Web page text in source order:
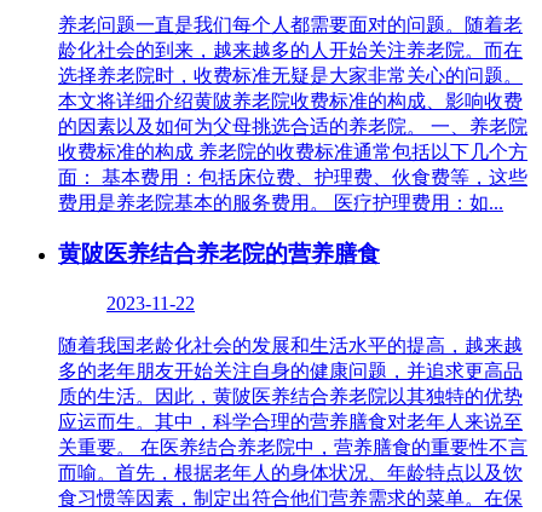
养老问题一直是我们每个人都需要面对的问题。随着老
龄化社会的到来，越来越多的人开始关注养老院。而在
选择养老院时，收费标准无疑是大家非常关心的问题。
本文将详细介绍黄陂养老院收费标准的构成、影响收费
的因素以及如何为父母挑选合适的养老院。 一、养老院
收费标准的构成 养老院的收费标准通常包括以下几个方
面： 基本费用：包括床位费、护理费、伙食费等，这些
费用是养老院基本的服务费用。 医疗护理费用：如...
黄陂医养结合养老院的营养膳食
2023-11-22
随着我国老龄化社会的发展和生活水平的提高，越来越
多的老年朋友开始关注自身的健康问题，并追求更高品
质的生活。因此，黄陂医养结合养老院以其独特的优势
应运而生。其中，科学合理的营养膳食对老年人来说至
关重要。 在医养结合养老院中，营养膳食的重要性不言
而喻。首先，根据老年人的身体状况、年龄特点以及饮
食习惯等因素，制定出符合他们营养需求的菜单。在保